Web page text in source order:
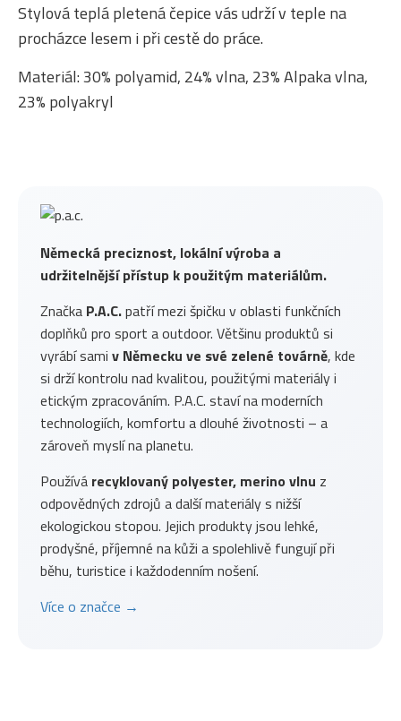
Německá preciznost, lokální výroba a
udržitelnější přístup k použitým materiálům.
Značka P.A.C.patří mezi špičku v oblasti funkčních
doplňků pro sport a outdoor. Většinu produktů si
vyrábí sami v Německu ve své zelené továrně, kde
si drží kontrolu nad kvalitou, použitými materiály i
etickým zpracováním. P.A.C. staví na moderních
technologiích, komfortu a dlouhé životnosti – a
zároveň myslí na planetu.
Používá recyklovaný polyester, merino vlnu z
odpovědných zdrojů a další materiály s nižší
ekologickou stopou. Jejich produkty jsou lehké,
prodyšné, příjemné na kůži a spolehlivě fungují při
běhu, turistice i každodenním nošení.
Více o značce →
Stylová teplá pletená čepice vás udrží v teple na
procházce lesem i při cestě do práce.
Materiál: 30% polyamid, 24% vlna, 23% Alpaka vlna,
23% polyakryl